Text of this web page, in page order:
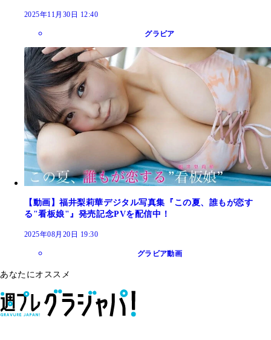
2025年11月30日 12:40
グラビア
【動画】福井梨莉華デジタル写真集『この夏、誰もが恋す
る"看板娘"』発売記念PVを配信中！
2025年08月20日 19:30
グラビア動画
あなたにオススメ